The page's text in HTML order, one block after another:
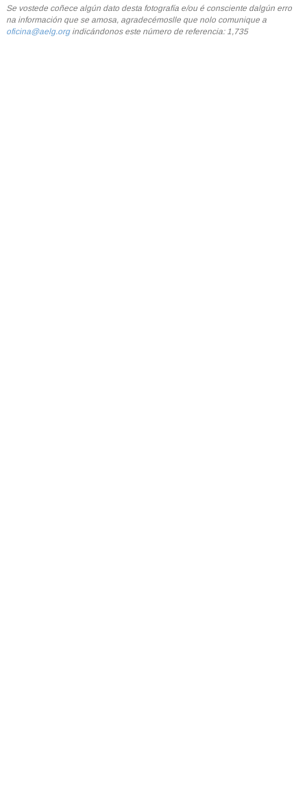
Se vostede coñece algún dato desta fotografía e/ou é consciente dalgún erro
na información que se amosa, agradecémoslle que nolo comunique a
oficina@aelg.orgindicándonos este número de referencia: 1,735